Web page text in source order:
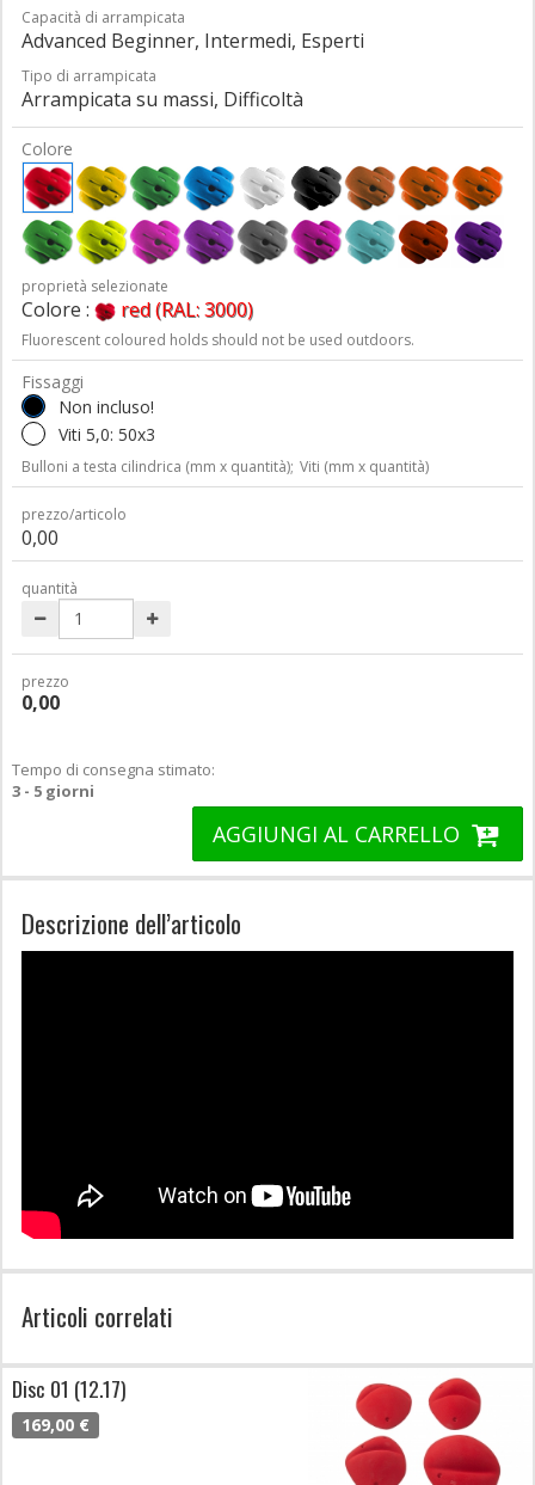
Capacità di arrampicata
Advanced Beginner, Intermedi, Esperti
Tipo di arrampicata
Arrampicata su massi, Difficoltà
Colore
proprietà selezionate
Colore : red (RAL: 3000)
Fluorescent coloured holds should not be used outdoors.
Fissaggi
Non incluso!
Viti 5,0: 50x3
Bulloni a testa cilindrica (mm x quantità); Viti (mm x quantità)
prezzo/articolo
0,00
quantità
prezzo
0,00
Tempo di consegna stimato:
3 - 5 giorni
AGGIUNGI AL CARRELLO
Descrizione dell’articolo
Articoli correlati
Disc 01 (12.17)
169,00 €